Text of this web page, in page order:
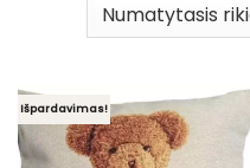
Išpardavimas!